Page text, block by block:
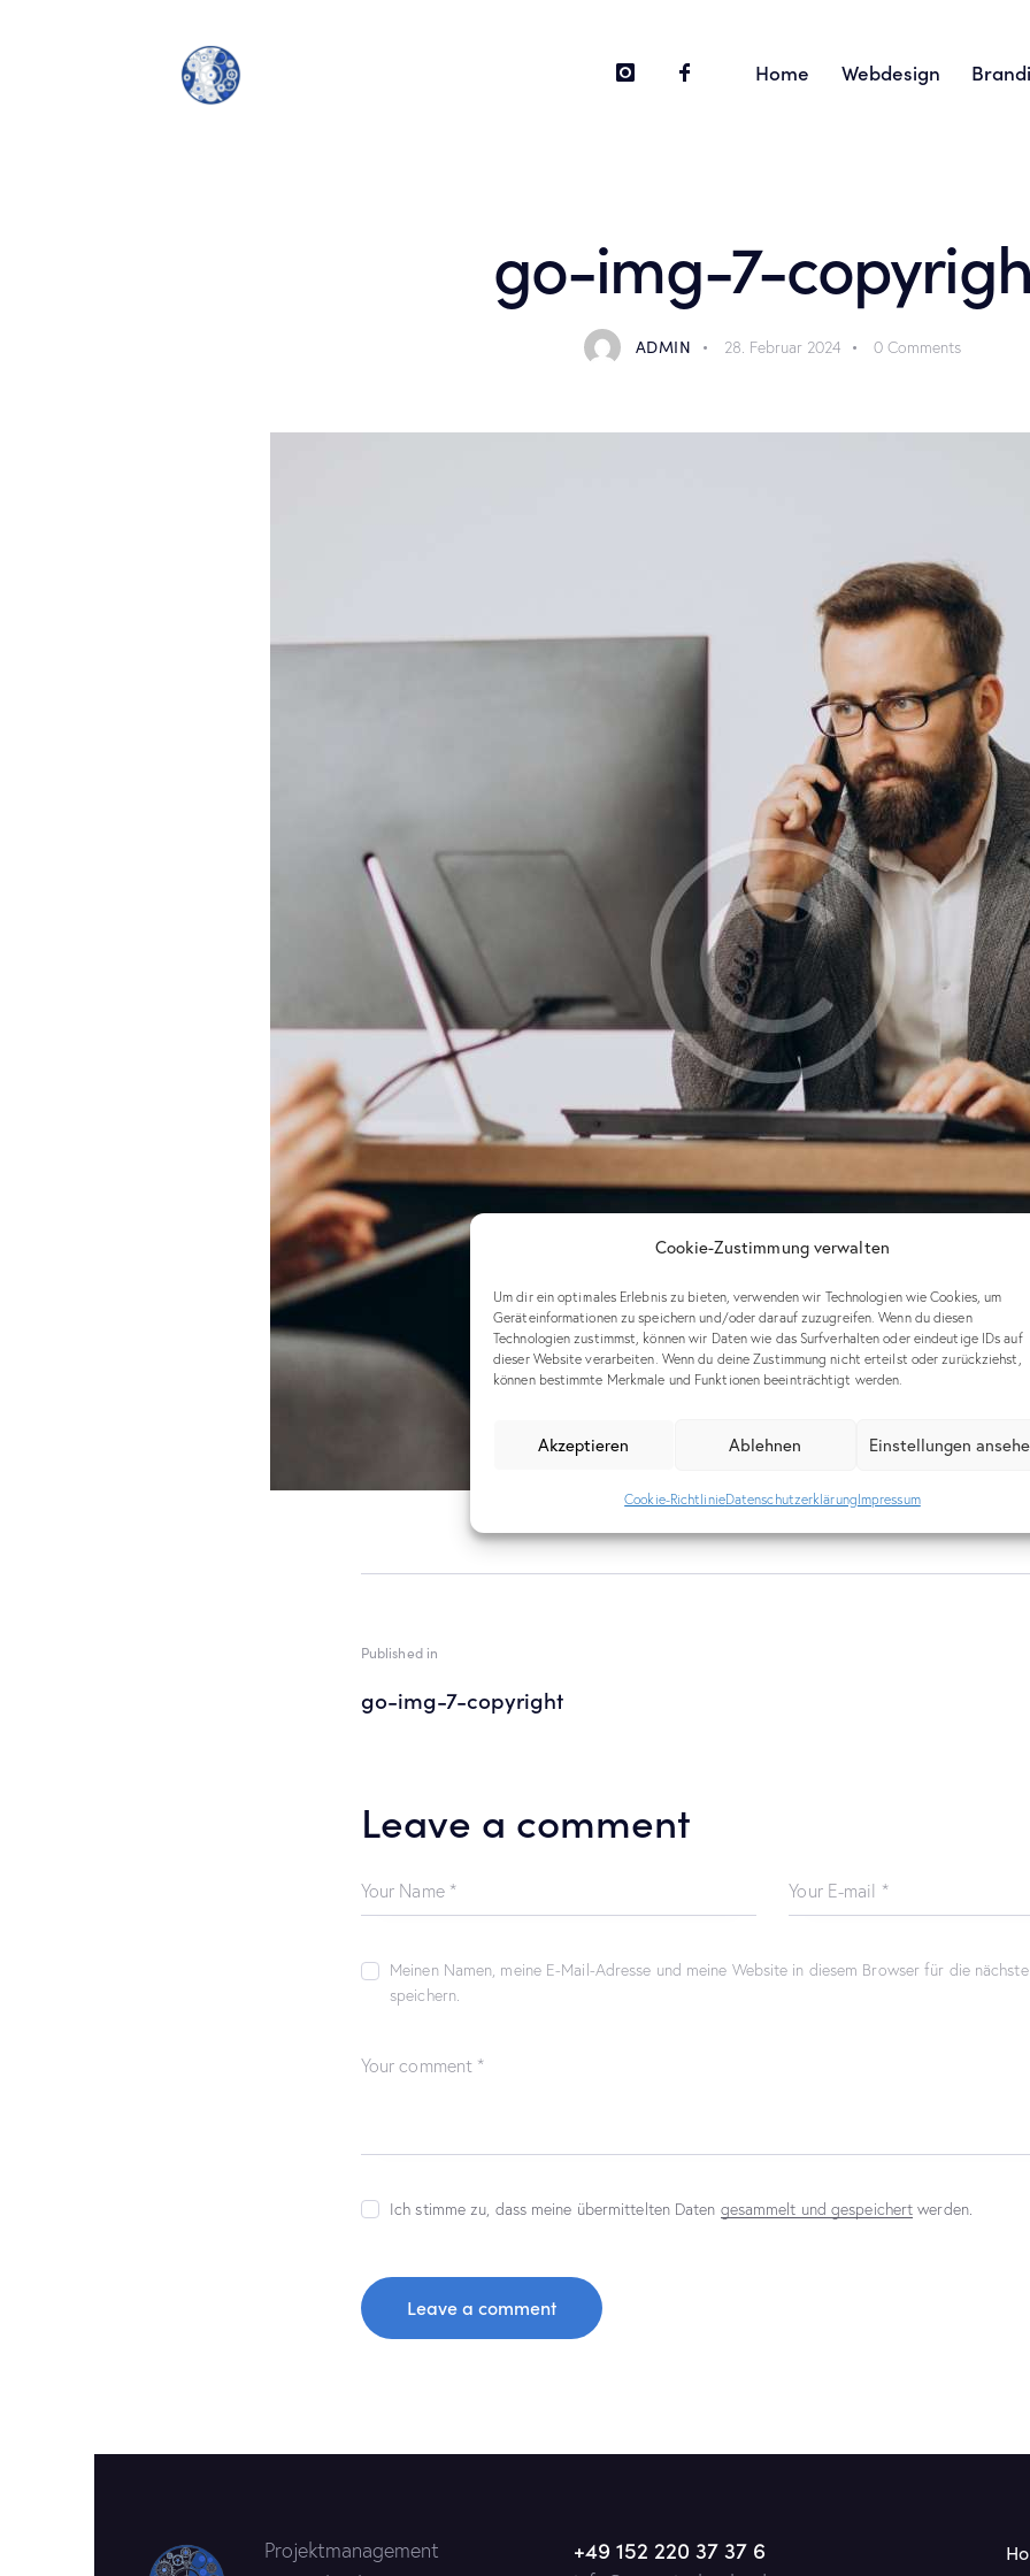
Cookie-Zustimmung verwalten
Um dir ein optimales Erlebnis zu bieten, verwenden wir Technologien wie Cookies, um
Geräteinformationen zu speichern und/oder darauf zuzugreifen. Wenn du diesen
Technologien zustimmst, können wir Daten wie das Surfverhalten oder eindeutige IDs auf
dieser Website verarbeiten. Wenn du deine Zustimmung nicht erteilst oder zurückziehst,
können bestimmte Merkmale und Funktionen beeinträchtigt werden.
Akzeptieren Ablehnen Einstellungen
Cookie-RichtlinieDatenschutzerklärungImpressum
Home Webdesign
go-img-7-
ADMIN 28. Februar 2024 0 Comments
Published in
go-img-7-copyright
Leave a comment
Meinen Namen, meine E-Mail-Adresse und meine Website in diesem Browser für die
speichern.
Ich stimme zu, dass meine übermittelten Daten gesammelt und gespeichert werden.
Projektmanagement
+49 152 220 37 37 6